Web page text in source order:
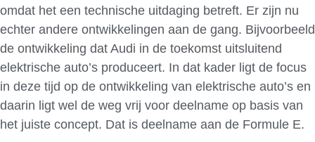
omdat het een technische uitdaging betreft. Er zijn nu
echter andere ontwikkelingen aan de gang. Bijvoorbeeld
de ontwikkeling dat Audi in de toekomst uitsluitend
elektrische auto’s produceert. In dat kader ligt de focus
in deze tijd op de ontwikkeling van elektrische auto’s en
daarin ligt wel de weg vrij voor deelname op basis van
het juiste concept. Dat is deelname aan de Formule E.